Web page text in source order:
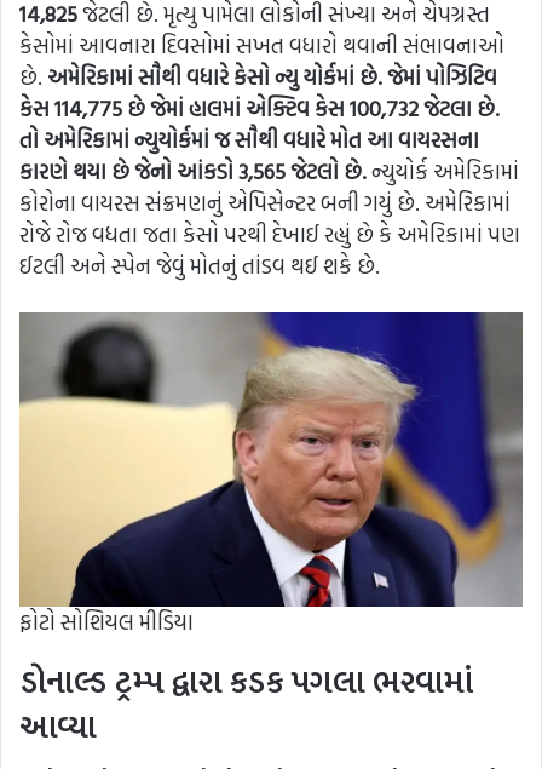
14,825જેટલી છે. મૃત્યુ પામેલા લોકોની સંખ્યા અને ચેપગ્રસ્ત
કેસોમાં આવનારા દિવસોમાં સખત વધારો થવાની સંભાવનાઓ
છે. અમેરિકામાં સૌથી વધારે કેસો ન્યુ યોર્કમાં છે. જેમાં પોઝિટિવ
કેસ 114,775 છે જેમાં હાલમાં એક્ટિવ કેસ 100,732 જેટલા છે.
તો અમેરિકામાં ન્યુયોર્કમાં જ સૌથી વધારે મોત આ વાયરસના
કારણે થયા છે જેનો આંકડો 3,565 જેટલો છે.ન્યુયોર્ક અમેરિકામાં
કોરોના વાયરસ સંક્રમણનું એપિસેન્ટર બની ગયું છે. અમેરિકામાં
રોજે રોજ વધતા જતા કેસો પરથી દેખાઈ રહ્યું છે કે અમેરિકામાં પણ
ઈટલી અને સ્પેન જેવું મોતનું તાંડવ થઈ શકે છે.
ફોટો સોશિયલ મીડિયા
ડોનાલ્ડ ટ્રમ્પ દ્વારા કડક પગલા ભરવામાં
આવ્યા